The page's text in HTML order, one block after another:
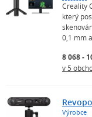
Creality
který
0,1 mm
8 068 -
v 5
Výrobce